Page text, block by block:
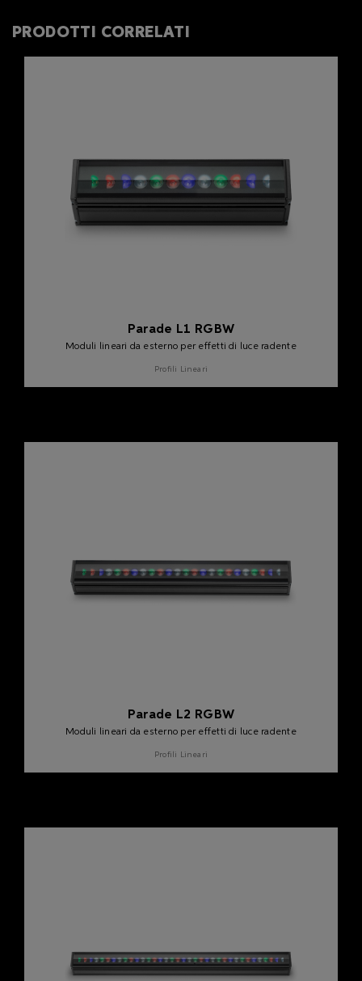
PRODOTTI CORRELATI
Parade L1 RGBW
Moduli lineari da esterno per effetti di luce radente
Profili Lineari
Parade L2 RGBW
Moduli lineari da esterno per effetti di luce radente
Profili Lineari